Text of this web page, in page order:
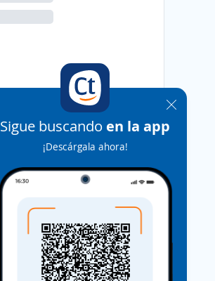
Sigue buscando en la app
¡Descárgala ahora!